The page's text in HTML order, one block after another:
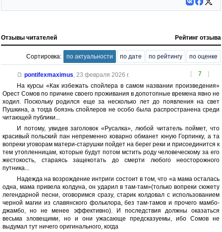
Отзывы читателей Рейтинг отзыва
Сортировка: по актуальности по дате по рейтингу по оценке
[ 7 ]
pontifexmaximus 23 февраля 2026 г.
На курсы «Как избежать спойлера в самом названии произведения»
Орест Сомов по причине своего проживания в допотопные времена явно не
ходил. Поскольку родился еще за несколько лет до появления на свет
Пушкина, а тогда боязнь спойлеров не особо была распространена среди
читающей публики...
И потому, увидев заголовок «Русалка», любой читатель поймет, что
красивый польский пан непременно коварно обманет юную Горпинку, а та
вопреки уговорам матери-старушки пойдет на берег реки и присоединится к
тем утопленницам, которые будут потом мстить роду человеческому за его
жестокость, стараясь защекотать до смерти любого неосторожного
путника...
Надежда на возрождение интриги состоит в том, что «а мама осталась
одна, мама привела колдуна, он ударил в там-там»(только вопреки сюжету
легендарной песни, оговоримся сразу, старик колдовал с использованием
черной магии из славянского фольклора, без там-тамов и прочего мамбо-
джамбо, но не менее эффективно). И последствия должны оказаться
весьма зловещими, но и они ужасающе предсказуемы, ибо Сомов не
выдумал тут ничего оригинального, когда